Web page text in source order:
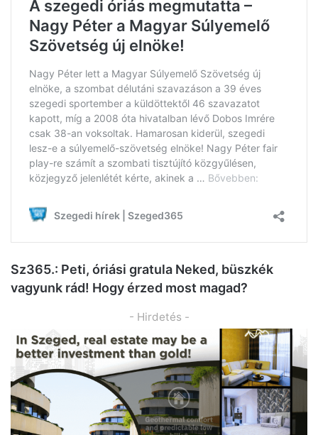
Sz365.: Peti, óriási gratula Neked, büszkék
vagyunk rád! Hogy érzed most magad?
- Hirdetés -